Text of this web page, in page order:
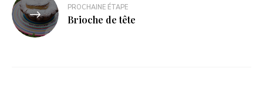
PROCHAINE ÉTAPE
Brioche de tête